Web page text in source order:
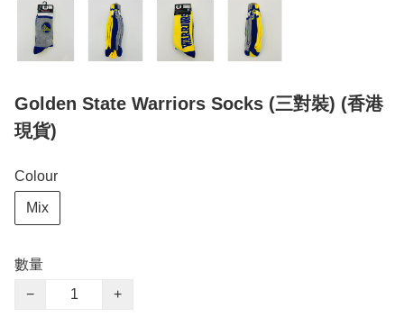
Golden State Warriors Socks (三對裝) (香港
現貨)
Colour
Mix
數量
−
+